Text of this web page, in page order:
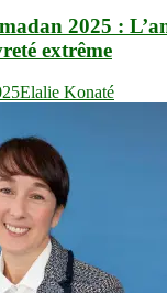
2025 :
extrême
Elalie Konaté